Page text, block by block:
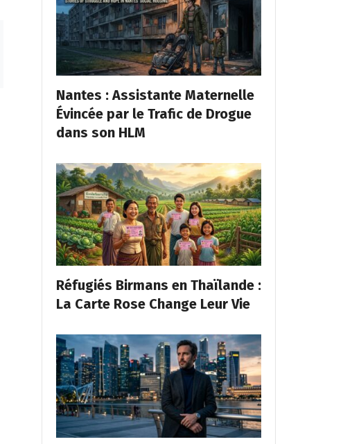
Nantes : Assistante Maternelle
Évincée par le Trafic de Drogue
dans son HLM
Réfugiés Birmans en Thaïlande :
La Carte Rose Change Leur Vie